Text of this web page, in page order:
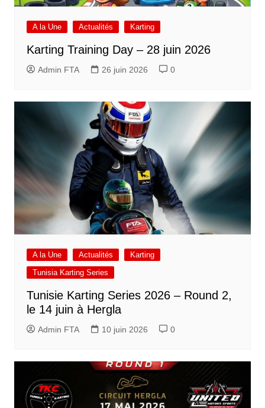
A la Une Actualités Karting
Karting Training Day – 28 juin 2026
Admin FTA 26 juin 2026 0
A la Une Actualités
Karting
Tunisia Karting Series
Tunisie Karting Series 2026 – Round 2,
le 14 juin à Hergla
Admin FTA 10 juin 2026 0